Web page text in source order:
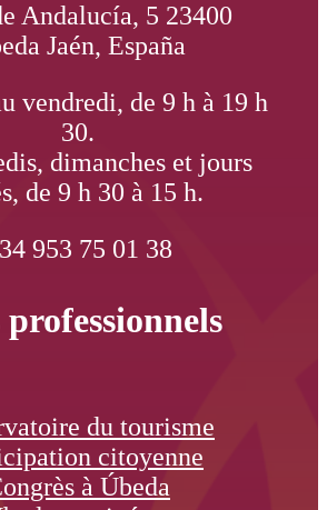
Andalucía, 5 23400
Jaén, España
vendredi, de 9 h à 19 h
30.
dimanches et jours
de 9 h 30 à 15 h.
953 75 01 38
du tourisme
citoyenne
à Úbeda